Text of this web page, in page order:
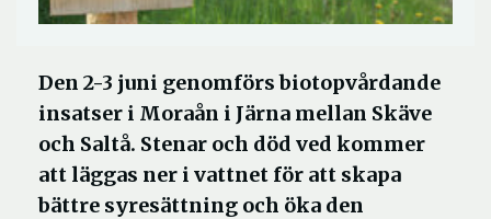
Den 2-3 juni genomförs biotopvårdande
insatser i Moraån i Järna mellan Skäve
och Saltå. Stenar och död ved kommer
att läggas ner i vattnet för att skapa
bättre syresättning och öka den